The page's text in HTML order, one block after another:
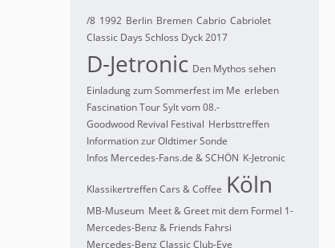
/8 1992 Berlin Bremen Cabrio Cabriolet
Classic Days Schloss Dyck 2017
D-Jetronic Den Mythos sehen
Einladung zum Sommerfest im Me erleben
Fascination Tour Sylt vom 08.-
Goodwood Revival Festival Herbsttreffen
Information zur Oldtimer Sonde
Infos Mercedes-Fans.de & SCHÖN K-Jetronic
Klassikertreffen Cars & Coffee Köln
MB-Museum Meet & Greet mit dem Formel 1-
Mercedes-Benz & Friends Fahrsi
Mercedes-Benz Classic Club-Eve